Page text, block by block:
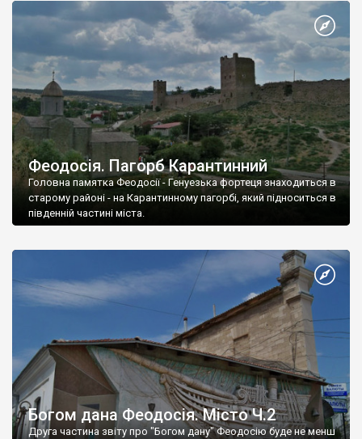
Феодосія. Пагорб Карантинний
Головна памятка Феодосії - Генуезька фортеця знаходиться в
старому районі - на Карантинному пагорбі, який підноситься в
південній частині міста.
Богом дана Феодосія. Місто Ч.2
Друга частина звіту про "Богом дану" Феодосію буде не менш